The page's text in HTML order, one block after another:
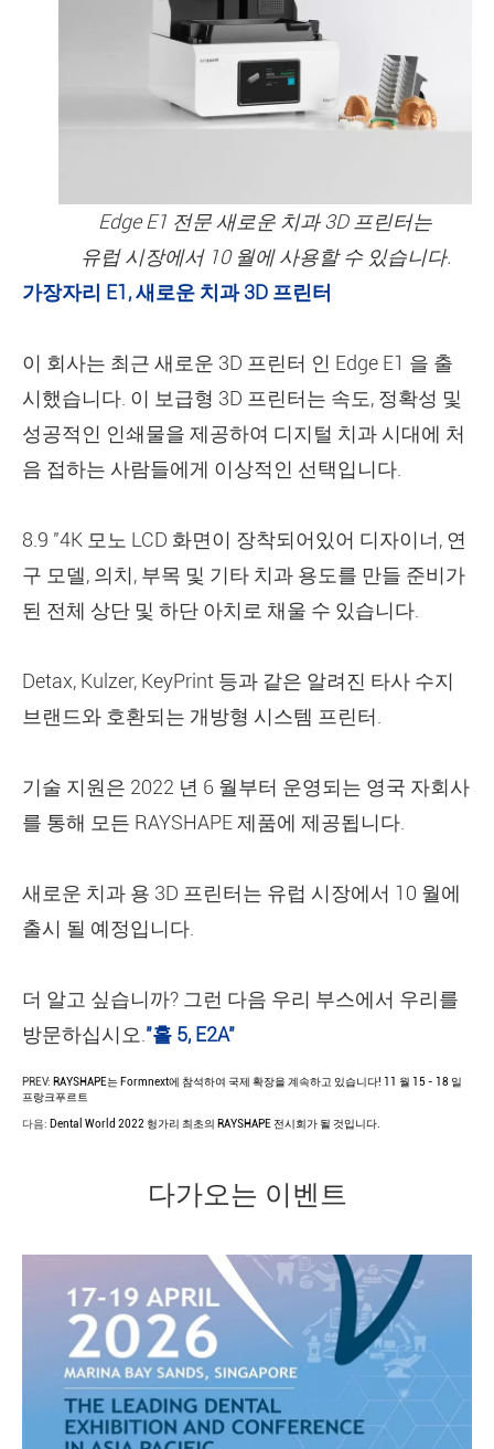
Edge E1 전문 새로운 치과 3D 프린터는
유럽 시장에서 10 월에 사용할 수 있습니다.
가장자리 E1, 새로운 치과 3D 프린터
이 회사는 최근 새로운 3D 프린터 인 Edge E1 을 출
시했습니다. 이 보급형 3D 프린터는 속도, 정확성 및
성공적인 인쇄물을 제공하여 디지털 치과 시대에 처
음 접하는 사람들에게 이상적인 선택입니다.
8.9 "4K 모노 LCD 화면이 장착되어있어 디자이너, 연
구 모델, 의치, 부목 및 기타 치과 용도를 만들 준비가
된 전체 상단 및 하단 아치로 채울 수 있습니다.
Detax, Kulzer, KeyPrint 등과 같은 알려진 타사 수지
브랜드와 호환되는 개방형 시스템 프린터.
기술 지원은 2022 년 6 월부터 운영되는 영국 자회사
를 통해 모든 RAYSHAPE 제품에 제공됩니다.
새로운 치과 용 3D 프린터는 유럽 시장에서 10 월에
출시 될 예정입니다.
더 알고 싶습니까? 그런 다음 우리 부스에서 우리를
방문하십시오. "홀 5, E2A"
PREV: RAYSHAPE는 Formnext에 참석하여 국제 확장을 계속하고 있습니다! 11 월 15 - 18 일
프랑크푸르트
다음: Dental World 2022 헝가리 최초의 RAYSHAPE 전시회가 될 것입니다.
다가오는 이벤트